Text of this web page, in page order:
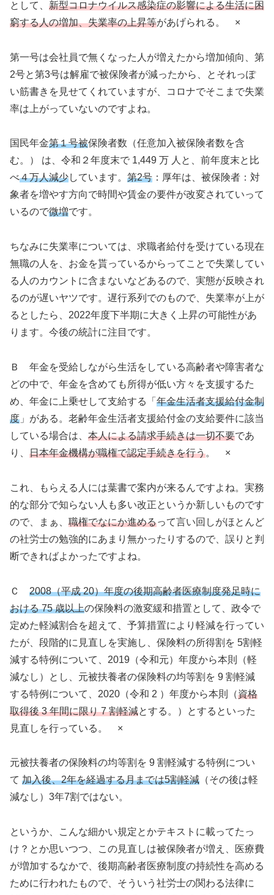
として、 新型コロナウイルス感染症の影響による生活に困
窮する人の増加、失業率の上昇等があげられる。 ×
第一号は会社員で無くなった人が増えたから増加傾向、第
2号と第3号は解雇で被保険者が減ったから、とそれっぽ
い筋書きを見せてくれていますが、コロナでそこまで失業
率は上がっていないのですよね。
国民年金第１号被保険者数（任意加入被保険者数を含
む。） は、令和２年度末で 1,449 万 人と、前年度末と比
べ４万人減少しています。 第2号 ：厚年は、被保険者：対
象者を増やす方向で時間や賃金の要件が改変されていって
いるので微増です。
ちなみに失業率については、求職者給付を受けている現在
無職の人を、お金を貰っているからってことで失業してい
る人のカウントに含まないなどあるので、実態が反映され
るのが遅いヤツです。遅行系列でのもので、失業率が上が
るとしたら、2022年度下半期に大きく上昇の可能性があ
ります。今後の統計に注目です。
Ｂ 年金を受給しながら生活をしている高齢者や障害者な
どの中で、年金を含めても所得が低い方々を支援するた
め、年金に上乗せして支給する「 年金生活者支援給付金制
度 」がある。老齢年金生活者支援給付金の支給要件に該当
している場合は、 本人による請求手続きは一切不要であ
り、 日本年金機構が職権で認定手続きを行う。 ×
これ、もらえる人には葉書で案内が来るんですよね。実務
的な部分で知らない人も多い改正というか新しいものです
ので、まぁ、 職権でなにか進めるって言い回しがほとんど
の社労士の勉強的にあまり無かったりするので、誤りと判
断できればよかったですよね。
Ｃ 2008（平成 20）年度の後期高齢者医療制度発足時に
おける 75 歳以上の保険料の激変緩和措置として、政令で
定めた軽減割合を超えて、予算措置により軽減を行ってい
たが、段階的に見直しを実施し、保険料の所得割を 5割軽
減する特例について、2019（令和元）年度から本則（軽
減なし）とし、元被扶養者の保険料の均等割を 9 割軽減
する特例について、2020（令和 2 ）年度から本則（資格
取得後 3 年間に限り 7 割軽減とする。）とするといった
見直しを行っている。 ×
元被扶養者の保険料の均等割を 9 割軽減する特例につい
て 加入後、2年を経過する月までは5割軽減 （その後は軽
減なし）3年7割ではない。
というか、こんな細かい規定とかテキストに載ってたっ
け？とか思いつつ、この見直しは被保険者が増え、医療費
が増加するなかで、後期高齢者医療制度の持続性を高める
ために行われたもので、そういう社労士の関わる法律に